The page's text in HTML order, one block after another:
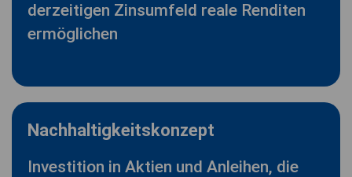
derzeitigen Zinsumfeld reale Renditen
ermöglichen
Nachhaltigkeitskonzept
Investition in Aktien und Anleihen, die